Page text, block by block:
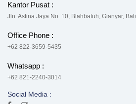
Kantor Pusat :
Jln. Astina Jaya No. 10, Blahbatuh, Gianyar, Bali
Office Phone :
+62 822-3659-5435
Whatsapp :
+62 821-2240-3014
Social Media :